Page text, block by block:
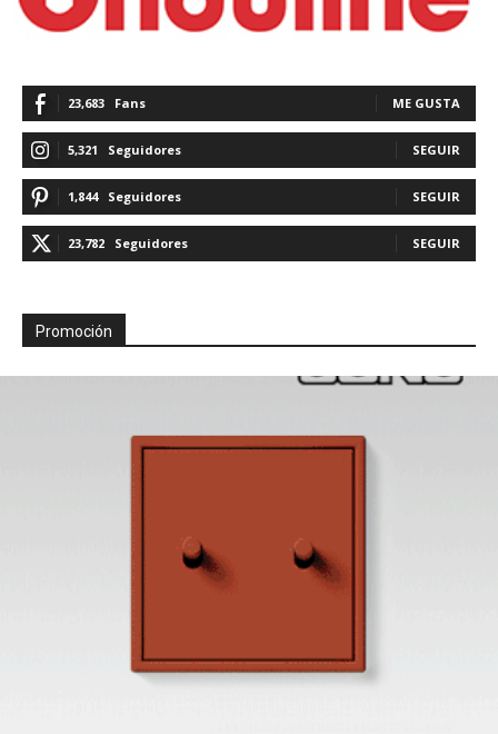
23,683 Fans ME GUSTA
5,321 Seguidores SEGUIR
1,844 Seguidores SEGUIR
23,782 Seguidores SEGUIR
Promoción